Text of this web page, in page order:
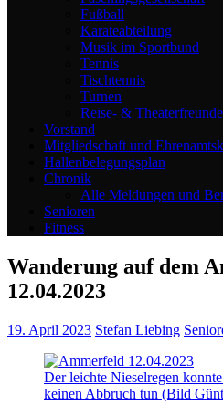
Fußball
Karateabteilung
Musik im Sportbund
Tennis
Tischtennis
Turnen
Reise- & Theaterfreunde
Vorstand
Mitgliedschaft und
Hallenbelegungsplan
Chronik
Alle Meldungen und
Senioren
Fitness
Wanderung auf dem
12.04.2023
19. April 2023 Stefan Liebing
Der leichte Nieselregen
keinen Abbruch tun (Bild